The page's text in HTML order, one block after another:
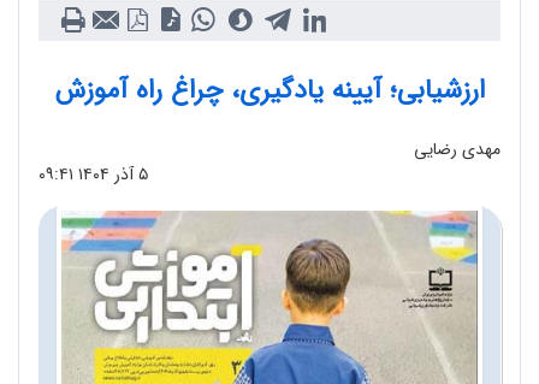
ارزشیابی؛ آیینه یادگیری، چراغ راه آموزش
مهدی رضایی
۵ آذر ۱۴۰۴
۰۹:۴۱